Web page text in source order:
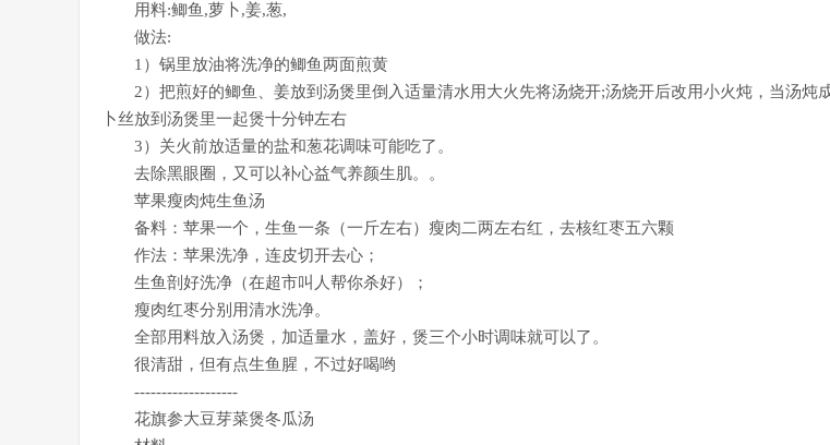
用料:鲫鱼,萝卜,姜,葱,
做法:
1）锅里放油将洗净的鲫鱼两面煎黄
2）把煎好的鲫鱼、姜放到汤煲里倒入适量清水用大火先将汤烧开;汤烧开后改用小火炖，当汤炖
卜丝放到汤煲里一起煲十分钟左右
3）关火前放适量的盐和葱花调味可能吃了。
去除黑眼圈，又可以补心益气养颜生肌。。
苹果瘦肉炖生鱼汤
备料：苹果一个，生鱼一条（一斤左右）瘦肉二两左右红，去核红枣五六颗
作法：苹果洗净，连皮切开去心；
生鱼剖好洗净（在超市叫人帮你杀好）；
瘦肉红枣分别用清水洗净。
全部用料放入汤煲，加适量水，盖好，煲三个小时调味就可以了。
很清甜，但有点生鱼腥，不过好喝哟
-------------------
花旗参大豆芽菜煲冬瓜汤